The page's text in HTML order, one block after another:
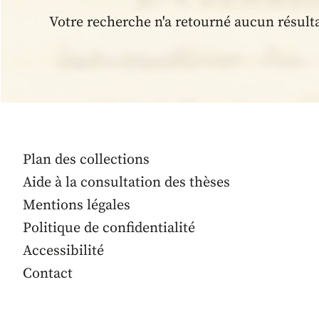
Votre recherche n'a retourné aucun
Plan des collections
Aide à la consultation des thèses
Mentions légales
Politique de confidentialité
Accessibilité
Contact